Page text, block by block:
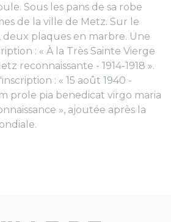
Sous les pans de sa robe
de la ville de Metz. Sur le
deux plaques en marbre. Une
: « À la Très Sainte Vierge
reconnaissante - 1914-1918 ».
: « 15 août 1940 -
prole pia benedicat virgo maria
», ajoutée après la